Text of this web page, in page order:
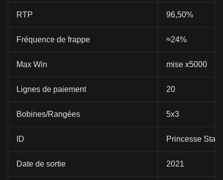
RTP 96,50%
Fréquence de frappe ≈24%
Max Win mise x5000
Lignes de paiement 20
Bobines/Rangées 5x3
ID Princesse
Date de sortie 2021